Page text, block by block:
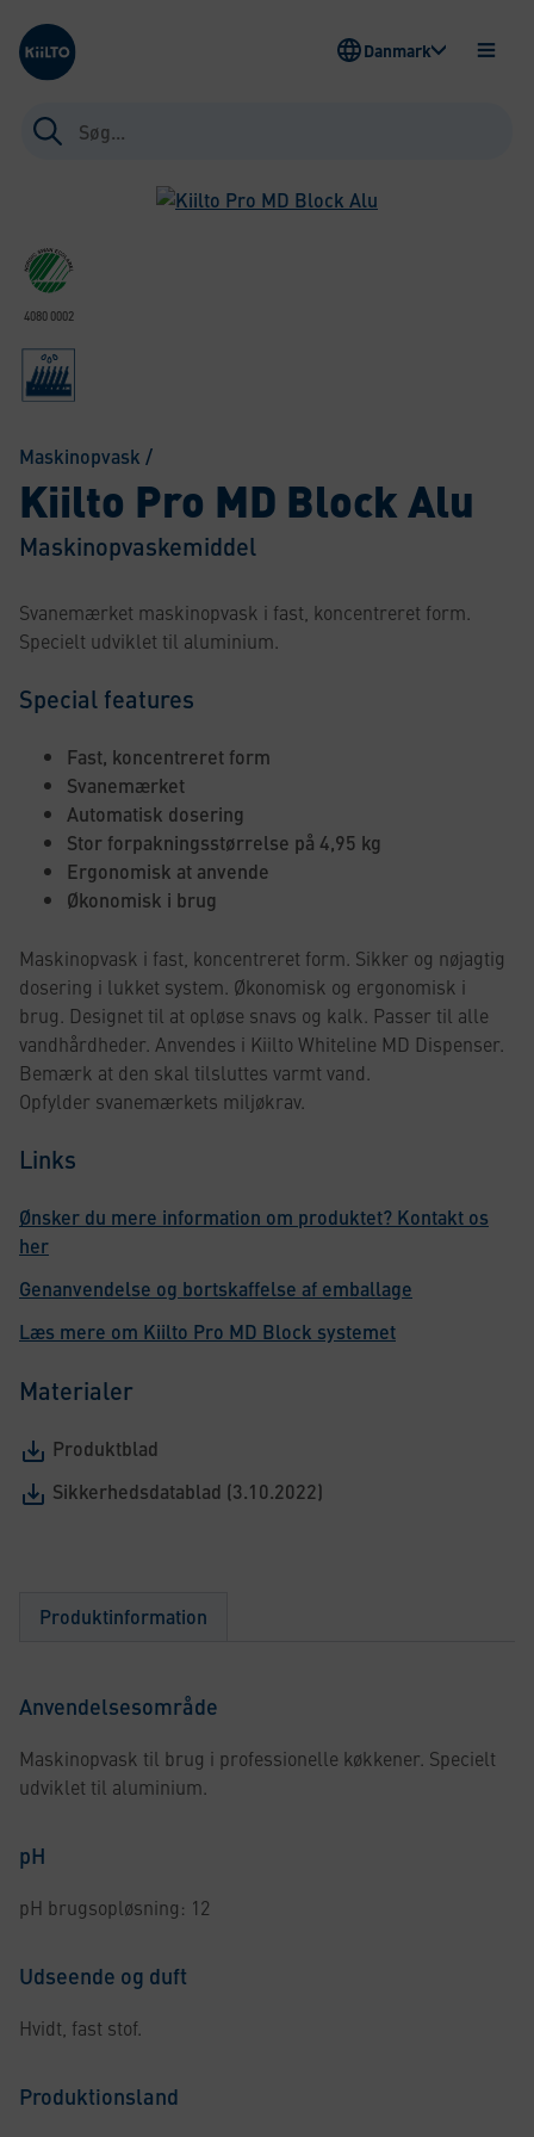
Kiilto Denmark
Søg
efter:
ÅBEN
Danmark
4080 0002
Maskinopvask /
Kiilto Pro MD Block Alu
Maskinopvaskemiddel
Svanemærket maskinopvask i fast, koncentreret form.
Specielt udviklet til aluminium.
Special features
Fast, koncentreret form
Svanemærket
Automatisk dosering
Stor forpakningsstørrelse på 4,95 kg
Ergonomisk at anvende
Økonomisk i brug
Maskinopvask i fast, koncentreret form. Sikker og nøjagtig
dosering i lukket system. Økonomisk og ergonomisk i
brug. Designet til at opløse snavs og kalk. Passer til alle
vandhårdheder. Anvendes i Kiilto Whiteline MD Dispenser.
Bemærk at den skal tilsluttes varmt vand.
Opfylder svanemærkets miljøkrav.
Links
Ønsker du mere information om produktet? Kontakt os
her
Genanvendelse og bortskaffelse af emballage
Læs mere om Kiilto Pro MD Block systemet
Materialer
Produktblad
Sikkerhedsdatablad (3.10.2022)
Produktinformation
Anvendelsesområde
Maskinopvask til brug i professionelle køkkener. Specielt
udviklet til aluminium.
pH
pH brugsopløsning: 12
Udseende og duft
Hvidt, fast stof.
Produktionsland